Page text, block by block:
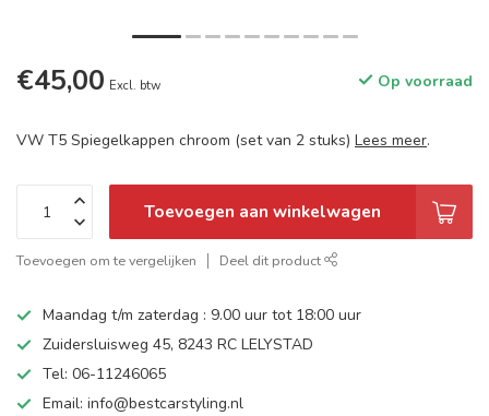
€45,00 Excl. btw Op voorraad
VW T5 Spiegelkappen chroom (set van 2 stuks) Lees meer.
Toevoegen aan winkelwagen
Toevoegen om te vergelijken Deel dit product
Maandag t/m zaterdag : 9.00 uur tot 18:00 uur
Zuidersluisweg 45, 8243 RC LELYSTAD
Tel: 06-11246065
Email: info@bestcarstyling.nl